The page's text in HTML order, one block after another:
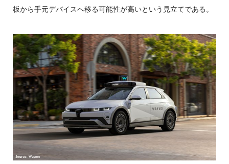
板から手元デバイスへ移る可能性が高いという見立てである。